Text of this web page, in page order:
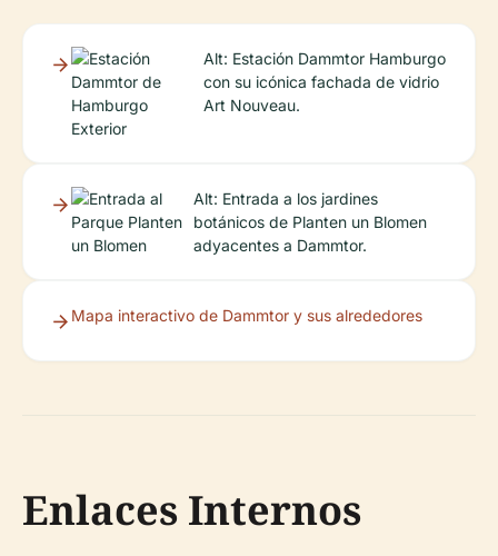
Alt: Estación Dammtor Hamburgo
con su icónica fachada de vidrio
Art Nouveau.
Alt: Entrada a los jardines
botánicos de Planten un Blomen
adyacentes a Dammtor.
Mapa interactivo de Dammtor y sus alrededores
Enlaces Internos